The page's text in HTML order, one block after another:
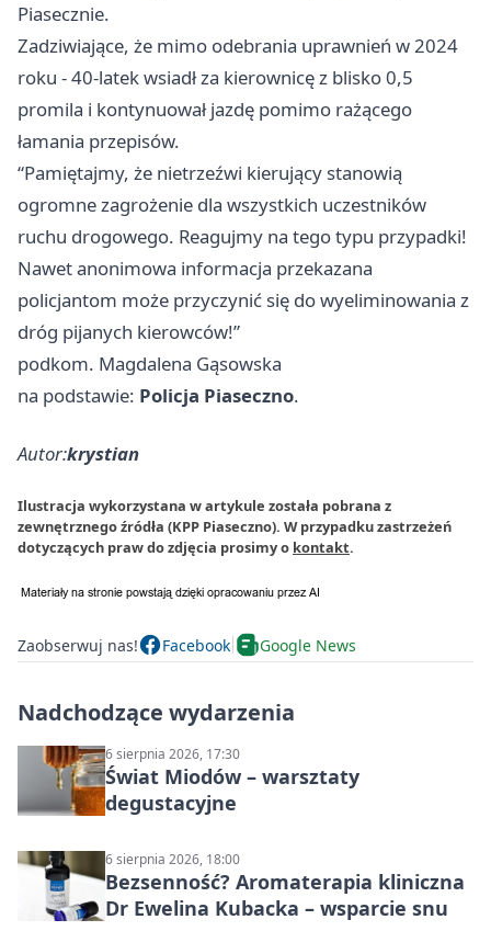
Piasecznie.
Zadziwiające, że mimo odebrania uprawnień w 2024
roku - 40-latek wsiadł za kierownicę z blisko 0,5
promila i kontynuował jazdę pomimo rażącego
łamania przepisów.
“Pamiętajmy, że nietrzeźwi kierujący stanowią
ogromne zagrożenie dla wszystkich uczestników
ruchu drogowego. Reagujmy na tego typu przypadki!
Nawet anonimowa informacja przekazana
policjantom może przyczynić się do wyeliminowania z
dróg pijanych kierowców!”
podkom. Magdalena Gąsowska
na podstawie: Policja Piaseczno.
Autor:krystian
Ilustracja wykorzystana w artykule została pobrana z
zewnętrznego źródła (KPP Piaseczno). W przypadku zastrzeżeń
dotyczących praw do zdjęcia prosimy o kontakt.
Zaobserwuj nas! Facebook Google News
Nadchodzące wydarzenia
6 sierpnia 2026, 17:30
Świat Miodów – warsztaty
degustacyjne
6 sierpnia 2026, 18:00
Bezsenność? Aromaterapia kliniczna
Dr Ewelina Kubacka – wsparcie snu